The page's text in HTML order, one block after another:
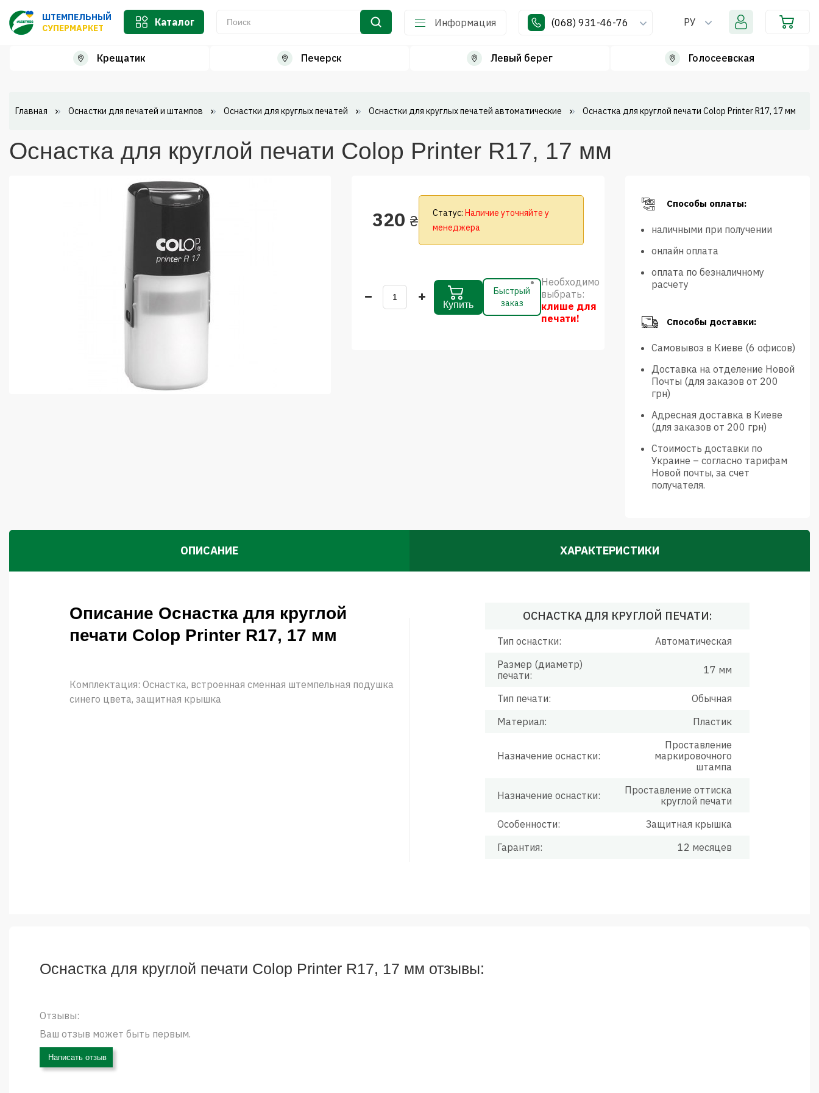
ШТЕМПЕЛЬНЫЙ
СУПЕРМАРКЕТ
Каталог Информация (068) 931-46-76 РУ
Крещатик Печерск Левый берег Голосеевская
Главная Оснастки для печатей и штампов Оснастки для круглых печатей Оснастки для круглых печатей автоматические Оснастка для круглой печати Colop Printer R17, 17 мм
Оснастка для круглой печати Colop Printer R17, 17 мм
320 ₴ Статус: Наличие уточняйте у
менеджера
Купить
Быстрый
заказ
Необходимо
выбрать:
клише для
печати!
Способы оплаты:
наличными при получении
онлайн оплата
оплата по безналичному
расчету
Способы доставки:
Самовывоз в Киеве (6 офисов)
Доставка на отделение Новой
Почты (для заказов от 200
грн)
Адресная доставка в Киеве
(для заказов от 200 грн)
Стоимость доставки по
Украине – согласно тарифам
Новой почты, за счет
получателя.
ОПИСАНИЕ
Описание Оснастка для круглой
печати Colop Printer R17, 17 мм
Комплектация: Оснастка, встроенная сменная штемпельная подушка
синего цвета, защитная крышка
ХАРАКТЕРИСТИКИ
ОСНАСТКА ДЛЯ КРУГЛОЙ ПЕЧАТИ:
Тип оснастки:
Автоматическая
Размер (диаметр)
печати:
17 мм
Тип печати:
Обычная
Материал:
Пластик
Назначение оснастки:
Проставление
маркировочного
штампа
Назначение оснастки:
Проставление оттиска
круглой печати
Особенности:
Защитная крышка
Гарантия:
12 месяцев
Оснастка для круглой печати Colop Printer R17, 17 мм отзывы:
Отзывы:
Ваш отзыв может быть первым.
Написать отзыв